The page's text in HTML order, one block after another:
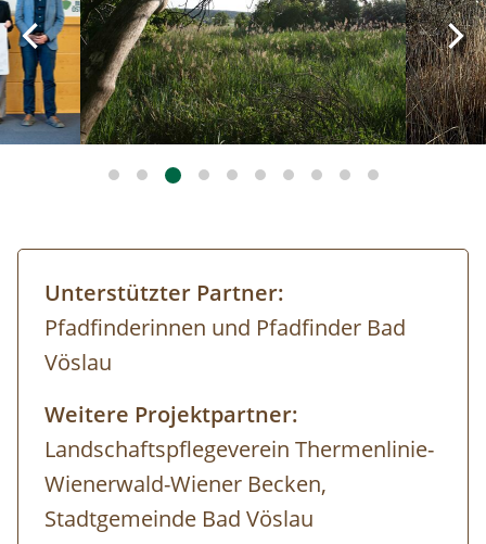
Unterstützter Partner:
Pfadfinderinnen und Pfadfinder Bad
Vöslau
Weitere Projektpartner:
Landschaftspflegeverein Thermenlinie-
Wienerwald-Wiener Becken,
Stadtgemeinde Bad Vöslau